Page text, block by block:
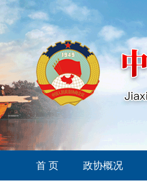
首 页 政协概况